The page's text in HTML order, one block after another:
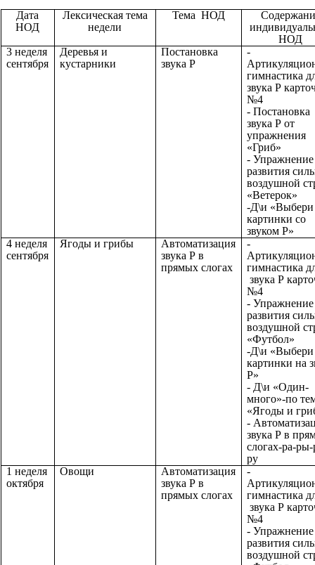
Дата
НОД
Лексическая тема
недели
Тема НОД
НОД
3 неделя
сентября
Деревья и
кустарники
Постановка
звука Р
-
гимнастика
звука Р
№4
- Постановка
звука Р от
упражнения
«Гриб»
- Упражнение
развития
воздушной
«Ветерок»
-Д\и «Выбери
картинки со
звуком Р»
4 неделя
сентября
Ягоды и грибы
Автоматизация
звука Р в
прямых слогах
-
гимнастика
звука Р
№4
- Упражнение
развития
воздушной
«Футбол»
-Д\и «Выбери
картинки на
Р»
- Д\и «Один-
много»-по
«Ягоды и
-
звука Р в
слогах-ра-
ру
1 неделя
октября
Овощи
Автоматизация
звука Р в
прямых слогах
-
гимнастика
звука Р
№4
- Упражнение
развития
воздушной